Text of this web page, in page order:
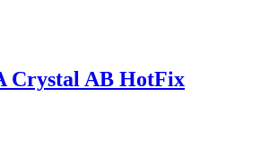
Crystal AB HotFix